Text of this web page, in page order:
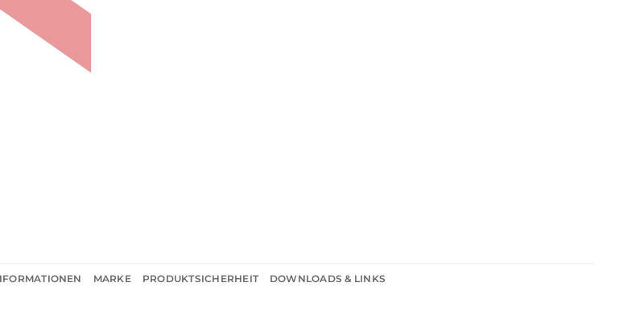
MARKE PRODUKTSICHERHEIT DOWNLOADS & LINKS